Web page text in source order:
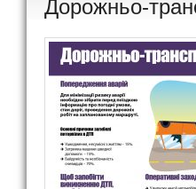
Дорожньо-